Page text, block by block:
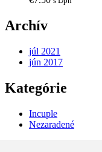
Archív
júl 2021
jún 2017
Kategórie
Incuple
Nezaradené